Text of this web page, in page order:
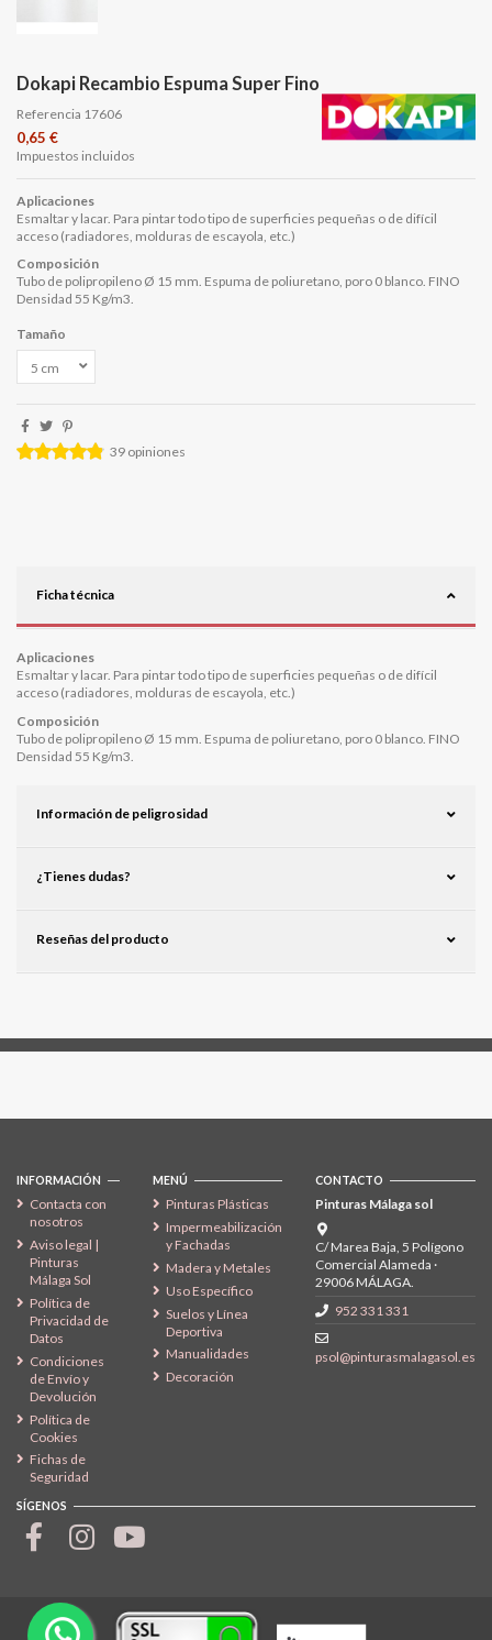
Dokapi Recambio Espuma Super Fino
Referencia 17606
0,65 €
Impuestos incluidos
Aplicaciones
Esmaltar y lacar. Para pintar todo tipo de superficies pequeñas o de difícil
acceso (radiadores, molduras de escayola, etc.)
Composición
Tubo de polipropileno Ø 15 mm. Espuma de poliuretano, poro 0 blanco. FINO
Densidad 55 Kg/m3.
Tamaño
39 opiniones
Ficha técnica
Aplicaciones
Esmaltar y lacar. Para pintar todo tipo de superficies pequeñas o de difícil
acceso (radiadores, molduras de escayola, etc.)
Composición
Tubo de polipropileno Ø 15 mm. Espuma de poliuretano, poro 0 blanco. FINO
Densidad 55 Kg/m3.
Información de peligrosidad
¿Tienes dudas?
Reseñas del producto
INFORMACIÓN
Contacta con
nosotros
Aviso legal |
Pinturas
Málaga Sol
Política de
Privacidad de
Datos
Condiciones
de Envío y
Devolución
Política de
Cookies
Fichas de
Seguridad
MENÚ
Pinturas Plásticas
Impermeabilización
y Fachadas
Madera y Metales
Uso Específico
Suelos y Línea
Deportiva
Manualidades
Decoración
CONTACTO
Pinturas Málaga sol
C/ Marea Baja, 5 Polígono
Comercial Alameda ·
29006 MÁLAGA.
952 331 331
psol@pinturasmalagasol.es
SÍGENOS